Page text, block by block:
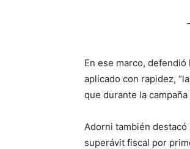
En ese marco,
aplicado con rapidez,
que durante la
Adorni también
superávit fiscal por